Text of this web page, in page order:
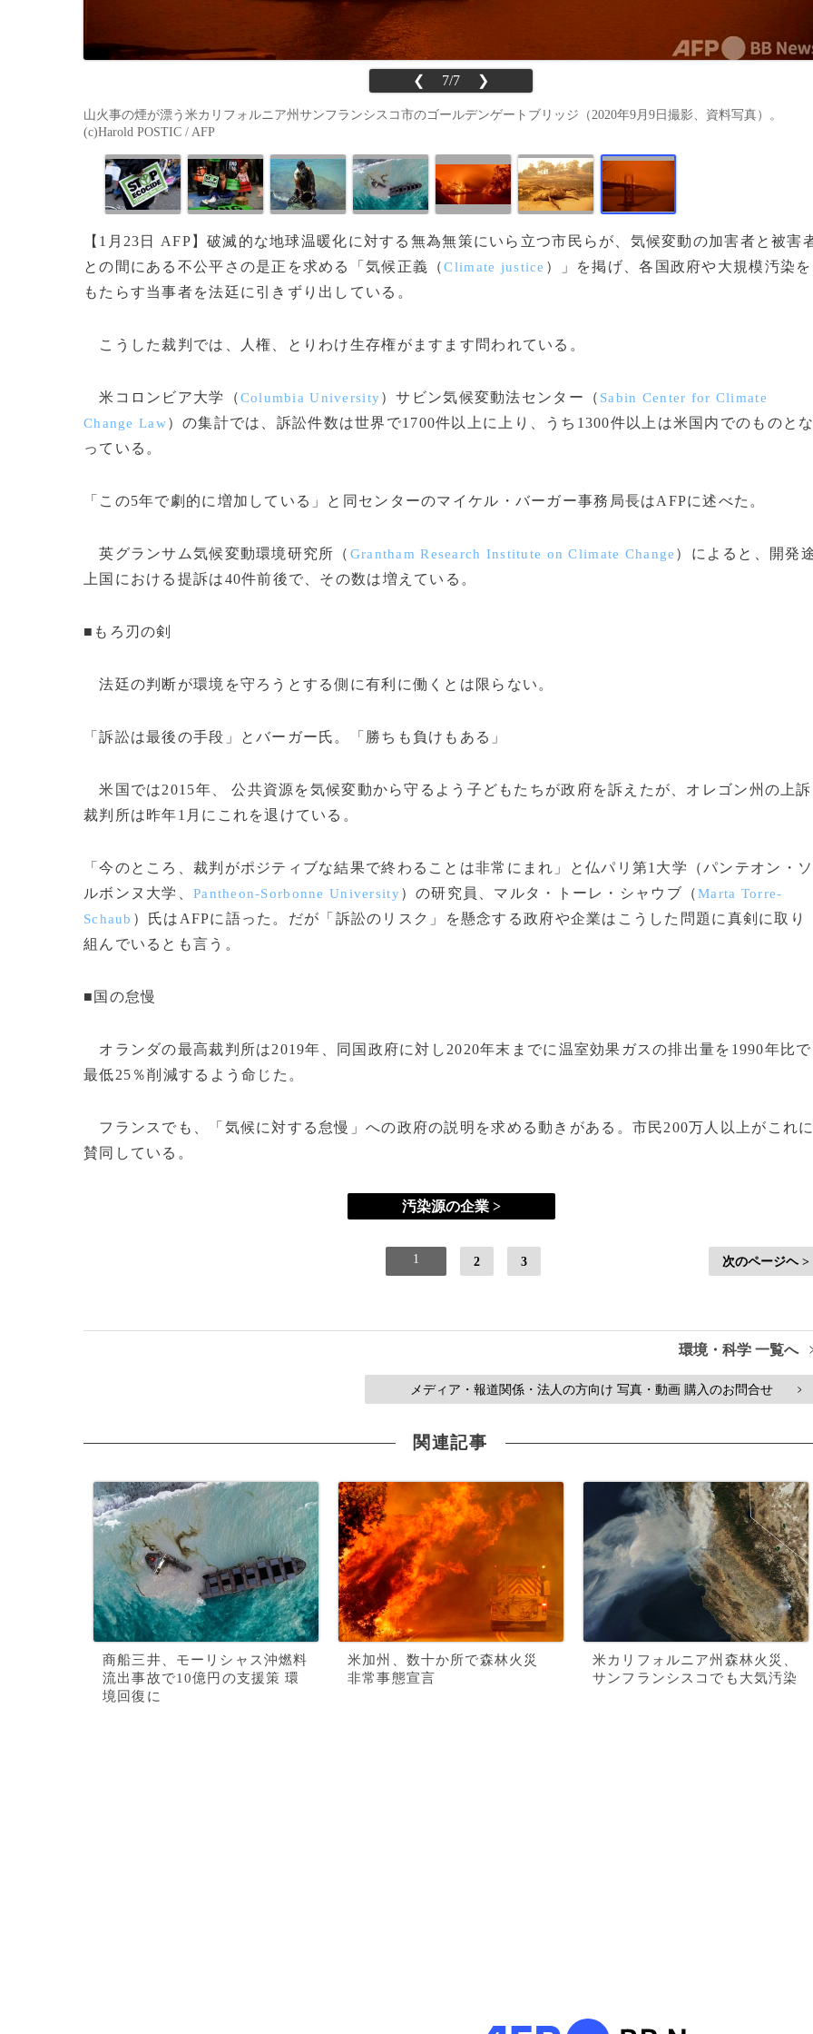
❮ 7/7 ❯
山火事の煙が漂う米カリフォルニア州サンフランシスコ市のゴールデンゲートブリッジ（2020年9月9日撮影、資料写真）。
(c)Harold POSTIC / AFP
【1月23日 AFP】破滅的な地球温暖化に対する無為無策にいら立つ市民らが、気候変動の加害者と被害
との間にある不公平さの是正を求める「気候正義（Climate justice ）」を掲げ、各国政府や大規模汚染を
もたらす当事者を法廷に引きずり出している。
こうした裁判では、人権、とりわけ生存権がますます問われている。
米コロンビア大学（Columbia University）サビン気候変動法センター（ Sabin Center for Climate
Change Law）の集計では、訴訟件数は世界で1700件以上に上り、うち1300件以上は米国内でのものと
っている。
「この5年で劇的に増加している」と同センターのマイケル・バーガー事務局長はAFPに述べた。
英グランサム気候変動環境研究所（ Grantham Research Institute on Climate Change ）によると、開発
上国における提訴は40件前後で、その数は増えている。
■もろ刃の剣
法廷の判断が環境を守ろうとする側に有利に働くとは限らない。
「訴訟は最後の手段」とバーガー氏。「勝ちも負けもある」
米国では2015年、 公共資源を気候変動から守るよう子どもたちが政府を訴えたが、オレゴン州の上訴
裁判所は昨年1月にこれを退けている。
「今のところ、裁判がポジティブな結果で終わることは非常にまれ」と仏パリ第1大学（パンテオン・ソ
ルボンヌ大学、 Pantheon-Sorbonne University）の研究員、マルタ・トーレ・シャウブ（Marta Torre-
Schaub ）氏はAFPに語った。だが「訴訟のリスク」を懸念する政府や企業はこうした問題に真剣に取り
組んでいるとも言う。
■国の怠慢
オランダの最高裁判所は2019年、同国政府に対し2020年末までに温室効果ガスの排出量を1990年比で
最低25％削減するよう命じた。
フランスでも、「気候に対する怠慢」への政府の説明を求める動きがある。市民200万人以上がこれ
賛同している。
汚染源の企業 >
1 2 3 次のページヘ >
環境・科学 一覧へ
メディア・報道関係・法人の方向け 写真・動画 購入のお問合せ >
関連記事
商船三井、モーリシャス沖燃料
流出事故で10億円の支援策 環
境回復に
米加州、数十か所で森林火災
非常事態宣言
米カリフォルニア州森林火災、
サンフランシスコでも大気汚染